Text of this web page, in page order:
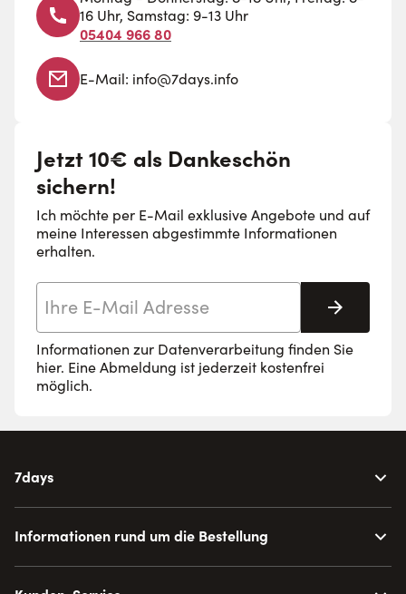
16 Uhr, Samstag: 9-13 Uhr
05404 966 80
E-Mail: info@7days.info
Jetzt 10€ als Dankeschön
sichern!
Ich möchte per E-Mail exklusive Angebote und auf
meine Interessen abgestimmte Informationen
erhalten.
Informationen zur Datenverarbeitung finden Sie
hier. Eine Abmeldung ist jederzeit kostenfrei
möglich.
7days
Informationen rund um die Bestellung